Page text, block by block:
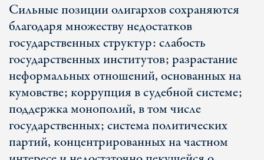
Сильные позиции олигархов сохраняются
благодаря множеству недостатков
государственных структур: слабость
государственных институтов; разрастание
неформальных отношений, основанных на
кумовстве; коррупция в судебной системе;
поддержка монополий, в том числе
государственных; система политических
партий, концентрированных на частном